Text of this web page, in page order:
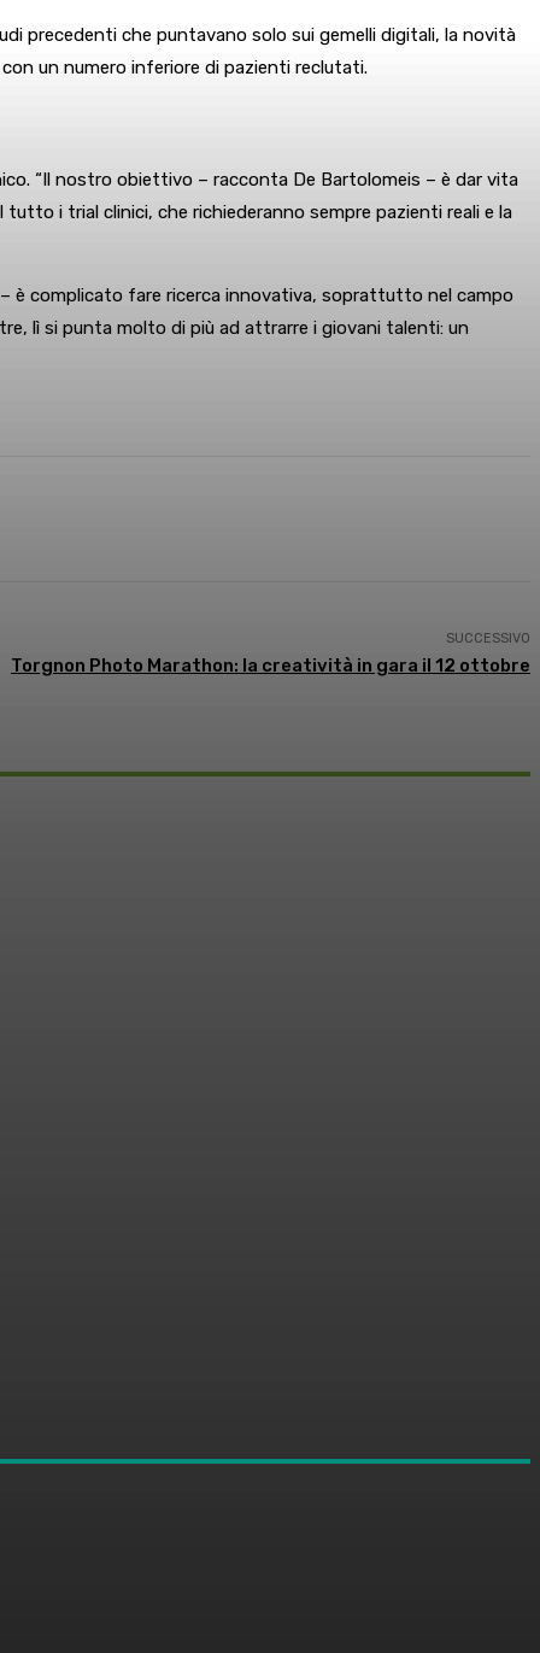
precedenti che puntavano solo sui gemelli digitali, la novità
un numero inferiore di pazienti reclutati.
“Il nostro obiettivo – racconta De Bartolomeis – è dar vita
i trial clinici, che richiederanno sempre pazienti reali e la
– è complicato fare ricerca innovativa, soprattutto nel campo
lì si punta molto di più ad attrarre i giovani talenti: un
SUCCESSIVO
Torgnon Photo Marathon: la creatività in gara il 12 ottobre